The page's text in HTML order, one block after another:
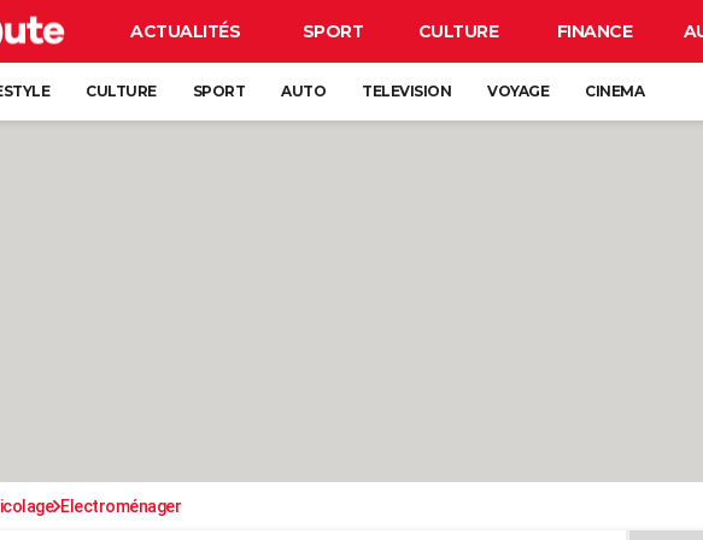
ACTUALITÉS SPORT CULTURE FINANCE
CULTURE SPORT AUTO TELEVISION VOYAGE CINEMA
Electroménager